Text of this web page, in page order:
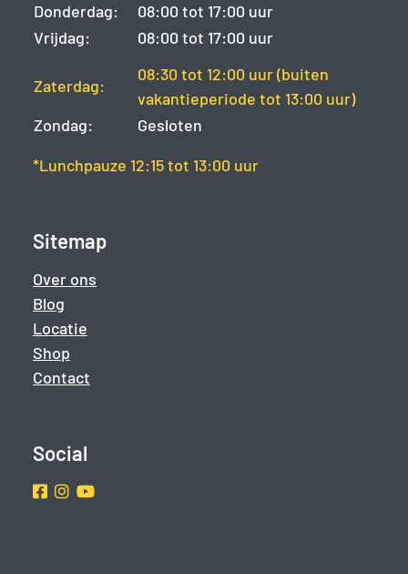
Donderdag:
08:00 tot 17:00 uur
Vrijdag:
08:00 tot 17:00 uur
Zaterdag:
08:30 tot 12:00 uur (buiten
vakantieperiode tot 13:00 uur)
Zondag:
Gesloten
*Lunchpauze 12:15 tot 13:00 uur
Sitemap
Over ons
Blog
Locatie
Shop
Contact
Social
Facebook
Instragram
Youtube